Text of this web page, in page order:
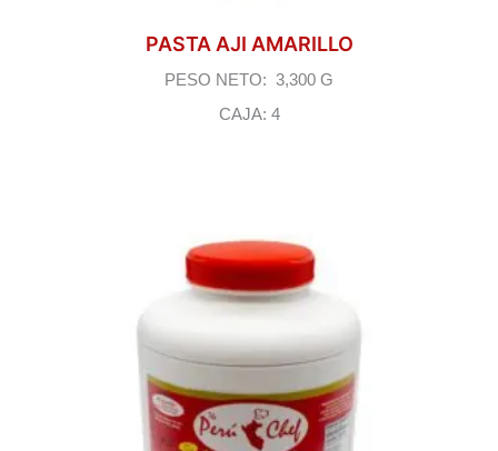
PASTA AJI AMARILLO
PESO NETO: 3,300 G
CAJA: 4